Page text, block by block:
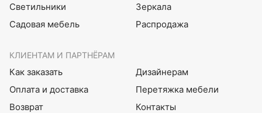
Светильники
Садовая мебель
Зеркала
Распродажа
КЛИЕНТАМ И ПАРТНЁРАМ
Как заказать
Оплата и доставка
Возврат
Дизайнерам
Перетяжка мебели
Контакты